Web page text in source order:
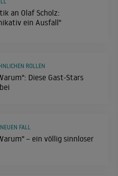
an Olaf Scholz:
ein Ausfall"
Diese Gast-Stars
ROLLEN
– ein völlig sinnloser
FALL